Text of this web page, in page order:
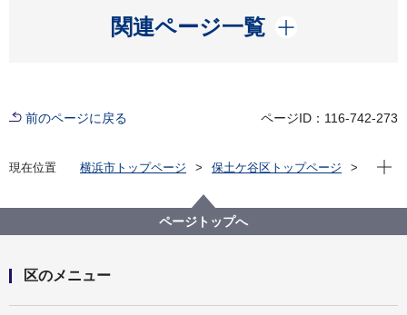
関連ページ一覧
開く
前のページに戻る ページID：116-742-273
現在位置 横浜市トップページ
保土ケ谷区トップページ
現在
ページトップへ
区のメニュー